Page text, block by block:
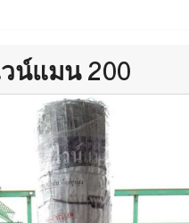
น์แมน 200